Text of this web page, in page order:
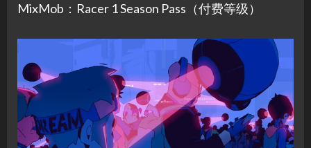
MixMob：Racer 1 Season Pass（付费等级）